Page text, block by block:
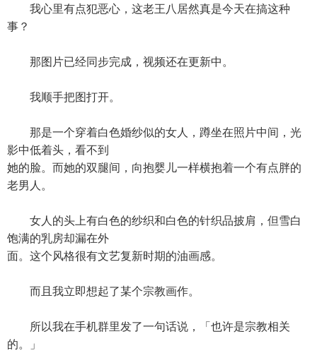
我心里有点犯恶心，这老王八居然真是今天在搞这种
事？
那图片已经同步完成，视频还在更新中。
我顺手把图打开。
那是一个穿着白色婚纱似的女人，蹲坐在照片中间，光
影中低着头，看不到
她的脸。而她的双腿间，向抱婴儿一样横抱着一个有点胖的
老男人。
女人的头上有白色的纱织和白色的针织品披肩，但雪白
饱满的乳房却漏在外
面。这个风格很有文艺复新时期的油画感。
而且我立即想起了某个宗教画作。
所以我在手机群里发了一句话说，「也许是宗教相关
的。」